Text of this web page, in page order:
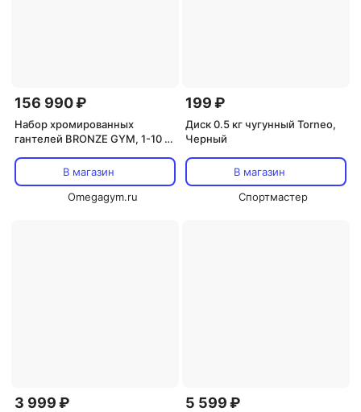
156 990 ₽
Набор хромированных
гантелей BRONZE GYM, 1-10 кг
В магазин
Omegagym.ru
199 ₽
Диск 0.5 кг чугунный Torneo,
Черный
В магазин
Спортмастер
3 999 ₽ 5 599 ₽